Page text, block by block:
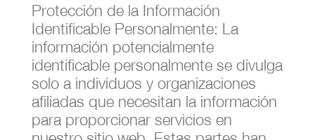
Protección de la Información
Identificable Personalmente: La
información potencialmente
identificable personalmente se divulga
solo a individuos y organizaciones
afiliadas que necesitan la información
para proporcionar servicios en